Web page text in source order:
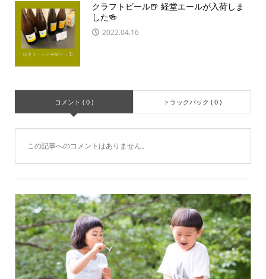
クラフトビール🍺 経堂エールが入荷しま
した🍻
2022.04.16
コメント ( 0 ) トラックバック ( 0 )
この記事へのコメントはありません。